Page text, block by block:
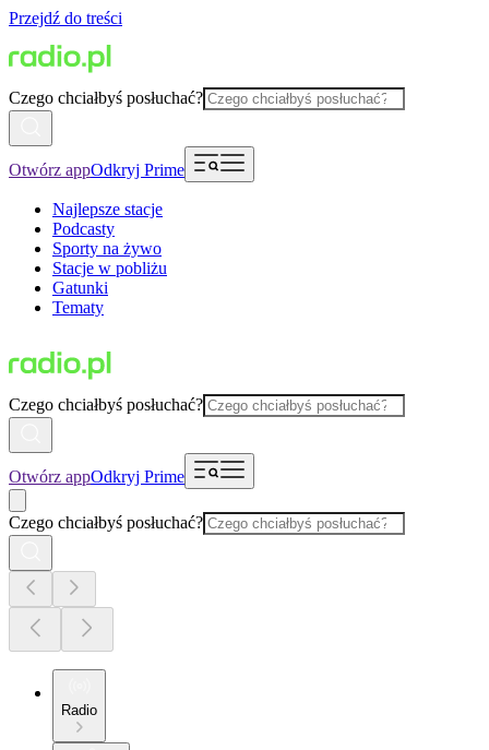
Przejdź do treści
Czego chciałbyś posłuchać?
Otwórz appOdkryj Prime
Najlepsze stacje
Podcasty
Sporty na żywo
Stacje w pobliżu
Gatunki
Tematy
Czego chciałbyś posłuchać?
Otwórz appOdkryj Prime
Czego chciałbyś posłuchać?
Radio